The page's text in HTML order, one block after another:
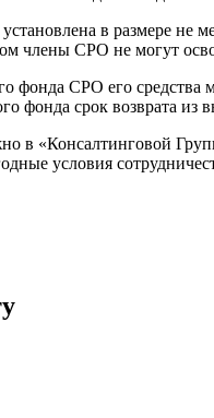
в размере не
члены СРО не могут
фонда СРО его
фонда срок возврата из
в «Консалтинговой
условия